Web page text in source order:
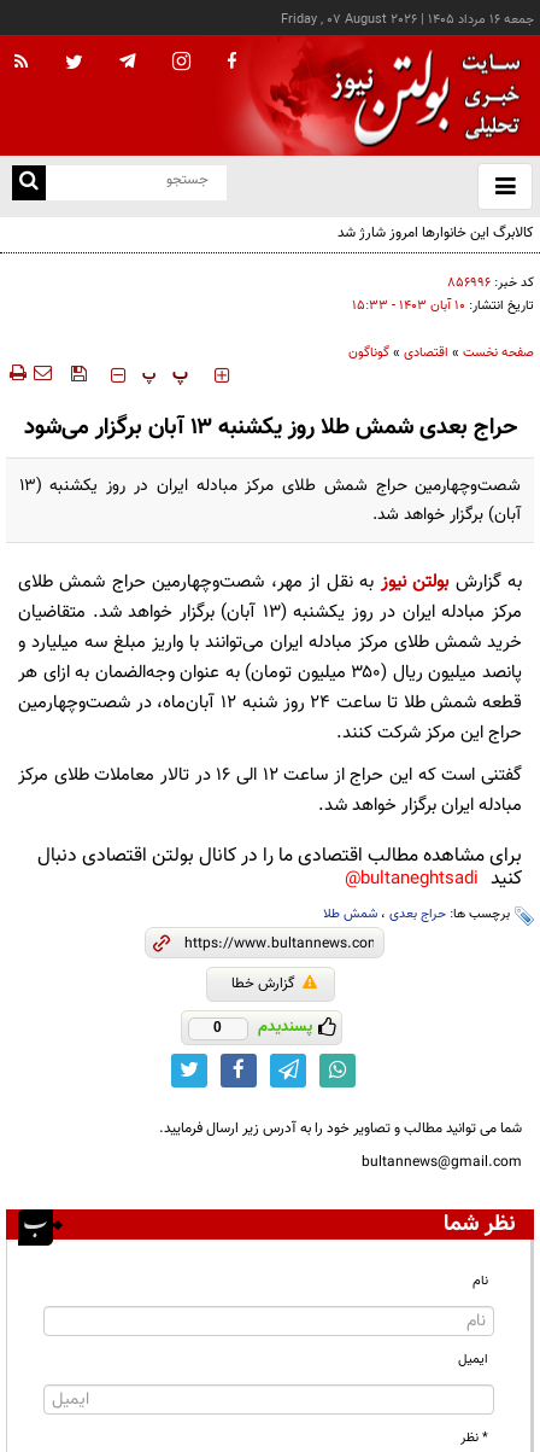
جمعه ۱۶ مرداد ۱۴۰۵ |
Friday , 07 August 2026
باز
و
کد خبر: ۸۵۶۹۹۶
تاریخ انتشار: ۱۰ آبان ۱۴۰۳ - ۱۵:۳۳
صفحه نخست » اقتصادی »گوناگون
‍‍‍ پ پ
حراج بعدی شمش طلا روز یکشنبه ۱۳ آبان برگزار می‌شود
شصت‌وچهارمین حراج شمش طلای مرکز مبادله ایران در روز یکشنبه (۱۳
آبان‌) برگزار خواهد شد.
به گزارشبولتن نیوز به نقل از مهر، شصت‌وچهارمین حراج شمش طلای
مرکز مبادله ایران در روز یکشنبه (۱۳ آبان‌) برگزار خواهد شد. متقاضیان
خرید شمش طلای مرکز مبادله ایران می‌توانند با واریز مبلغ سه میلیارد و
پانصد میلیون ریال (۳۵۰ میلیون تومان) به عنوان وجه‌الضمان به ازای هر
قطعه شمش طلا تا ساعت ۲۴ روز شنبه ۱۲ آبان‌ماه، در شصت‌وچهارمین
حراج این مرکز شرکت کنند.
گفتنی است که این حراج از ساعت ۱۲ الی ۱۶ در تالار معاملات طلای مرکز
مبادله ایران برگزار خواهد شد.
برای مشاهده مطالب اقتصادی ما را در کانال بولتن اقتصادی دنبال
کنید bultaneghtsadi@
برچسب ها: حراج بعدی ، شمش طلا
گزارش خطا
پسندیدم 0
شما می توانید مطالب و تصاویر خود را به آدرس زیر ارسال فرمایید.
bultannews@gmail.com
نظر شما
نام
ایمیل
* نظر